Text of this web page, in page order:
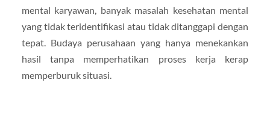
mental karyawan, banyak masalah kesehatan mental
yang tidak teridentifikasi atau tidak ditanggapi dengan
tepat. Budaya perusahaan yang hanya menekankan
hasil tanpa memperhatikan proses kerja kerap
memperburuk situasi.